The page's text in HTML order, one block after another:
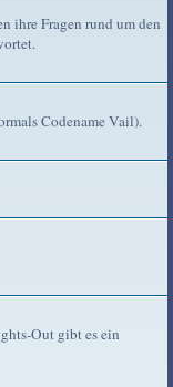
ihre Fragen rund um den
Codename Vail).
Out gibt es ein